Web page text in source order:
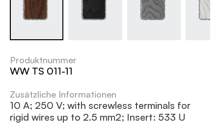
Produktnummer
WW TS 011-11
Zusätzliche Informationen
10 A; 250 V; with screwless terminals for
rigid wires up to 2.5 mm2; Insert: 533 U